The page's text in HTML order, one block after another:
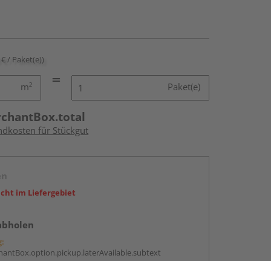
/ Paket(e))
m² Paket(e)
für Stückgut
im Liefergebiet